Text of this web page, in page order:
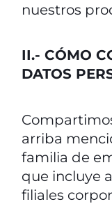
nuestros
II.- CÓMO
DATOS
arriba
familia de
que incluye
filiales